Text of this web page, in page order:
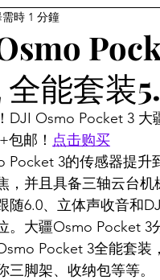
Deals
能套装
時 1 分鐘
DJI Osmo Pocket 3
包邮！ 点击购买
Pocket 3的传感器提升
，并且具备三轴云台
随6.0、立体声收音和
。大疆Osmo Pocket
Pocket 3全能套
三脚架、收纳包等等。